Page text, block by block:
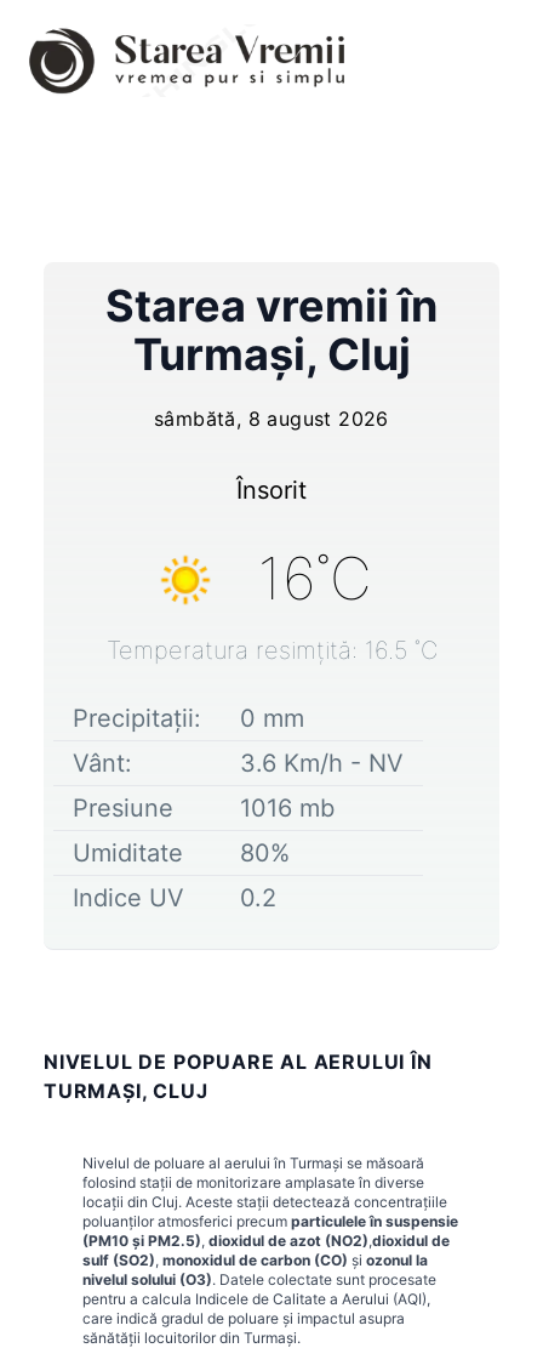
Starea vremii în
Turmaşi, Cluj
sâmbătă, 8 august 2026
Însorit
16˚C
Temperatura resimțită: 16.5 ˚C
Precipitații: 0 mm
Vânt:
3.6 Km/h - NV
Presiune
1016 mb
Umiditate
80%
Indice UV
0.2
NIVELUL DE POPUARE AL AERULUI ÎN
TURMAŞI, CLUJ
Nivelul de poluare al aerului în Turmaşi se măsoară
folosind stații de monitorizare amplasate în diverse
locații din Cluj. Aceste stații detectează concentrațiile
poluanților atmosferici precum particulele în suspensie
(PM10 și PM2.5), dioxidul de azot (NO2),dioxidul de
sulf (SO2), monoxidul de carbon (CO) și ozonul la
nivelul solului (O3). Datele colectate sunt procesate
pentru a calcula Indicele de Calitate a Aerului (AQI),
care indică gradul de poluare și impactul asupra
sănătății locuitorilor din Turmaşi.